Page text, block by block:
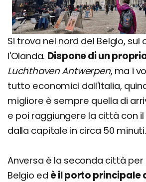
Si trova nel nord del Belgio, sul
l'Olanda. Dispone di un
Luchthaven Antwerpen, ma i
tutto economici dall'Italia,
migliore è sempre quella di
e poi raggiungere la città con
dalla capitale in circa 50 minuti.
Anversa è la seconda città per
Belgio ed è il porto principale